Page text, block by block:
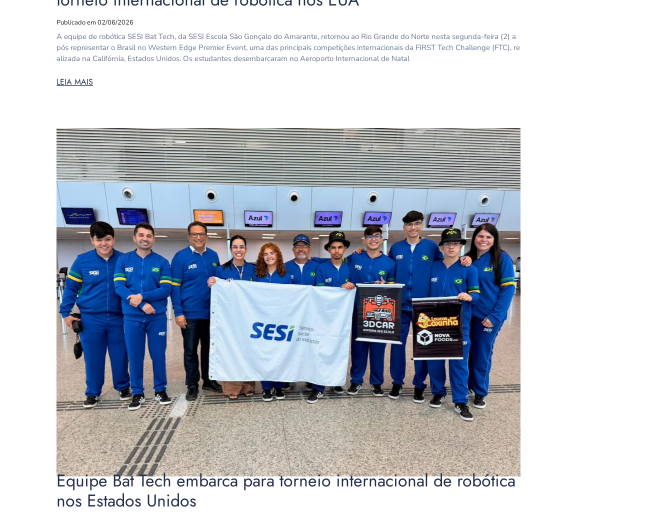
Publicado em 02/06/2026
A equipe de robótica SESI Bat Tech, da SESI Escola São Gonçalo do Amarante, retornou ao Rio Grande do Norte nesta segunda-feira (2) a
pós representar o Brasil no Western Edge Premier Event, uma das principais competições internacionais da FIRST Tech Challenge (FTC), re
alizada na Califórnia, Estados Unidos. Os estudantes desembarcaram no Aeroporto Internacional de Natal
LEIA MAIS
Equipe Bat Tech embarca para torneio internacional de robótica
nos Estados Unidos